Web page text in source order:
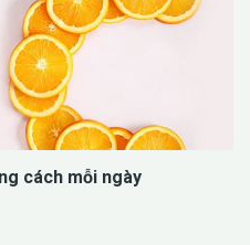
cách mỗi ngày